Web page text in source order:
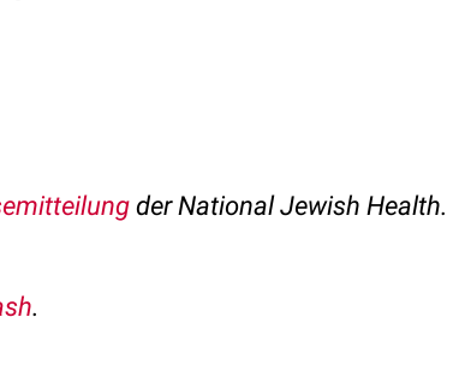
der National Jewish Health.
.